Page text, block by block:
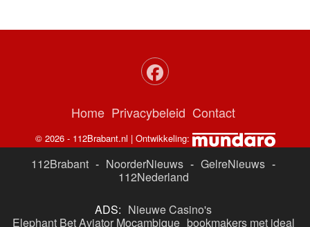
Home Privacybeleid Contact
© 2026 - 112Brabant.nl | Ontwikkeling:
112Brabant - NoorderNieuws - GelreNieuws -
112Nederland
ADS: Nieuwe Casino's
Elephant Bet Aviator Moçambique bookmakers met ideal